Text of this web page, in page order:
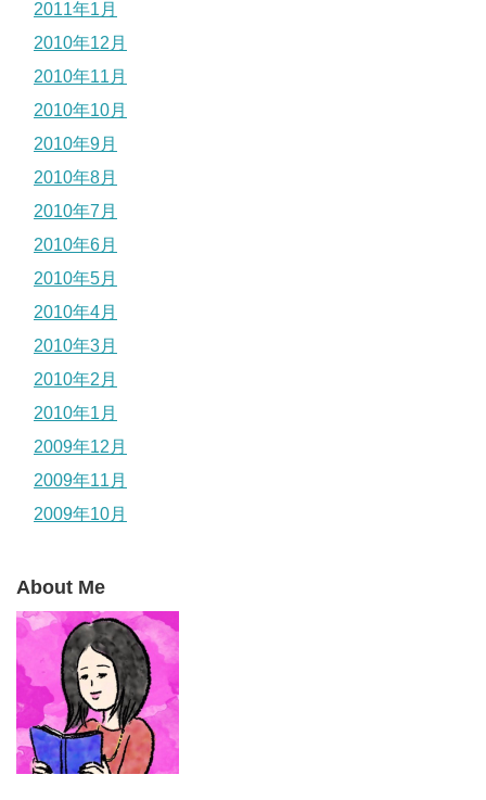
2011年1月
2010年12月
2010年11月
2010年10月
2010年9月
2010年8月
2010年7月
2010年6月
2010年5月
2010年4月
2010年3月
2010年2月
2010年1月
2009年12月
2009年11月
2009年10月
About Me